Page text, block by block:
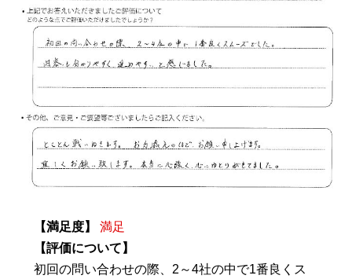
【満足度】
満足
【評価について】
初回の問い合わせの際、2～4社の中で1番良くス